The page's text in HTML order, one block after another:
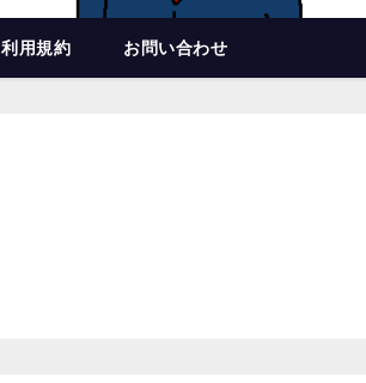
利用規約 お問い合わせ